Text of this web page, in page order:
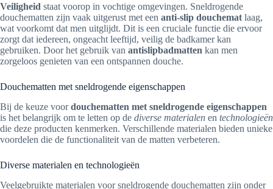
Veiligheid staat voorop in vochtige omgevingen. Sneldrogende
douchematten zijn vaak uitgerust met een anti-slip douchemat laag,
wat voorkomt dat men uitglijdt. Dit is een cruciale functie die ervoor
zorgt dat iedereen, ongeacht leeftijd, veilig de badkamer kan
gebruiken. Door het gebruik van antislipbadmatten kan men
zorgeloos genieten van een ontspannen douche.
Douchematten met sneldrogende eigenschappen
Bij de keuze voordouchematten met sneldrogende eigenschappen
is het belangrijk om te letten op de diverse materialen en technologieën
die deze producten kenmerken. Verschillende materialen bieden unieke
voordelen die de functionaliteit van de matten verbeteren.
Diverse materialen en technologieën
Veelgebruikte materialen voor sneldrogende douchematten zijn onder